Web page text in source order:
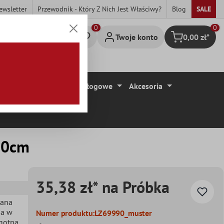
Przewodnik - Który Z Nich Jest Właściwy? Blog SALE
Twoje konto Koszyk
0
0,00 zł*
Wykładziny Podłogowe Akcesoria
w
35,38 zł* na Próbka
Numer produktu:LZ69990_muster